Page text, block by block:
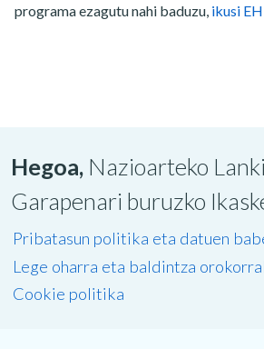
programa ezagutu nahi baduzu, ikusi
Hegoa, Nazioarteko
Garapenari buruzko
Pribatasun politika eta datuen
Lege oharra eta baldintza
Cookie politika